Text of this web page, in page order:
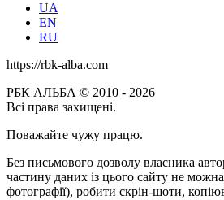
UA
EN
RU
https://rbk-alba.com
РБК АЛЬБА © 2010 - 2026
Всі права захищені.
Поважайте чужу працю.
Без письмового дозволу власника
частину даних із цього сайту не
фотографії), робити скрін-шоти,